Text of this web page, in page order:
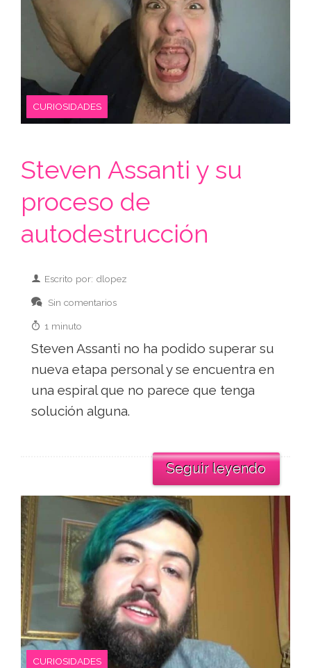
CURIOSIDADES
Steven Assanti y su
proceso de
autodestrucción
Escrito por: dlopez
Sin comentarios
1 minuto
Steven Assanti no ha podido superar su
nueva etapa personal y se encuentra en
una espiral que no parece que tenga
solución alguna.
Seguir leyendo
CURIOSIDADES